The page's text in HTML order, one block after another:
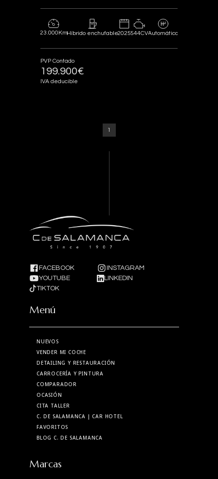
23.000KmHíbrido enchufable2025544CVAutomático
PVP Contado
199.900€
IVA deducible
1
FACEBOOK
INSTAGRAM
YOUTUBE
LINKEDIN
TIKTOK
Menú
NUEVOS
VENDER MI COCHE
DETAILING Y RESTAURACIÓN
CARROCERÍA Y PINTURA
COMPARADOR
OCASIÓN
CITA TALLER
C. DE SALAMANCA | CAR HOTEL
FAVORITOS
BLOG C. DE SALAMANCA
Marcas